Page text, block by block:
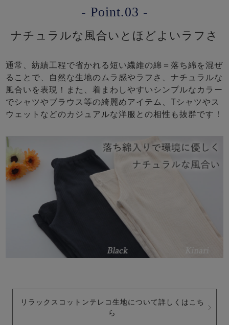
- Point.03 -
ナチュラルな風合いとほどよいラフさ
通常、紡績工程で省かれる短い繊維の綿＝落ち綿を混ぜ
ることで、自然な生地のムラ感やラフさ、ナチュラルな
風合いを表現！また、着まわしやすいシンプルなカラー
でシャツやブラウス等の綺麗めアイテム、Tシャツやス
ウェットなどのカジュアルな洋服との相性も抜群です！
リラックスコットンテレコ生地について詳しくはこち
ら